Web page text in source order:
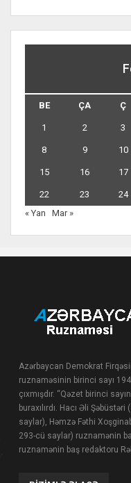
BE ÇA Ç
1 2 3
8 9 10
15 16 17
22 23 24
« Yan
Mar »
Azərbaycan Demokrat
ruznaməsinin birinci sayı
çıxmışdır. “Qəzet birinci
buraxılırdı. Hacı Əli
saylar), Həmzə Fəthi
293-cü saylar) ruznamənin
ruznamənin baş redaktoru